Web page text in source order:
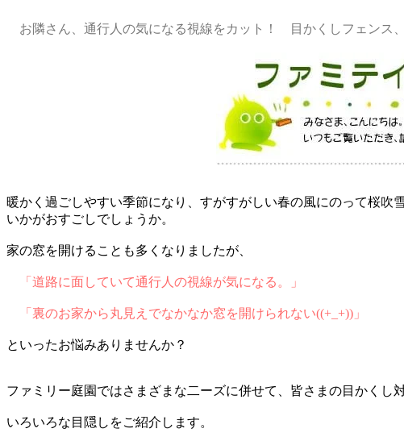
お隣さん、通行人の気になる視線をカット！ 目かくしフェンス
暖かく過ごしやすい季節になり、すがすがしい春の風にのって桜吹
いかがおすごしでしょうか。
家の窓を開けることも多くなりましたが、
「道路に面していて通行人の視線が気になる。」
「裏のお家から丸見えでなかなか窓を開けられない((+_+))」
といったお悩みありませんか？
ファミリー庭園ではさまざまな二ーズに併せて、皆さまの目かくし
いろいろな目隠しをご紹介します。